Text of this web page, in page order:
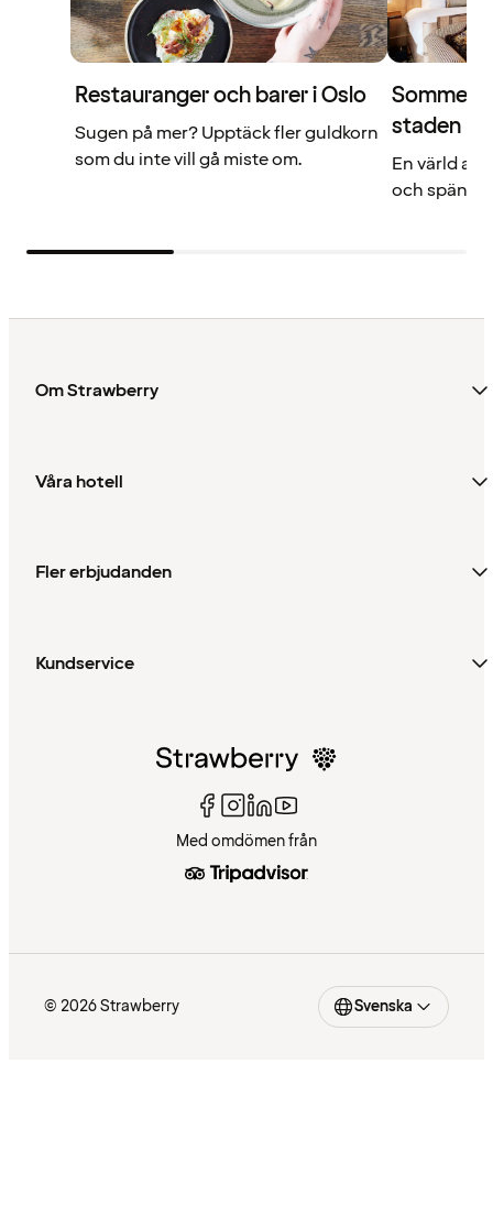
Restauranger och barer i Oslo
Sugen på mer? Upptäck fler guldkorn
som du inte vill gå miste om.
staden
En värld av
och
Om Strawberry
Våra hotell
Fler erbjudanden
Kundservice
Med omdömen från
© 2026 Strawberry Svenska